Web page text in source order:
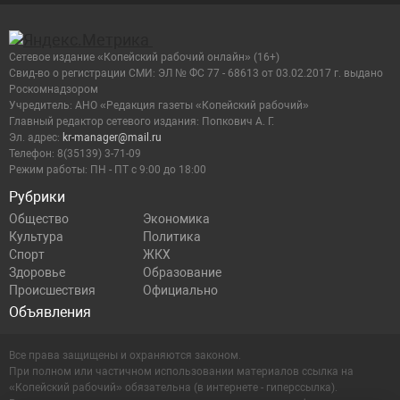
Рубрики
Общество
Экономика
Культура
Политика
Спорт
ЖКХ
Здоровье
Образование
Происшествия
Официально
Объявления
Сетевое издание «Копейский рабочий онлайн» (16+)
Cвид-во о регистрации СМИ: ЭЛ № ФС 77 - 68613 от 03.02.2017 г. выдано
Роскомнадзором
Учредитель: АНО «Редакция газеты «Копейский рабочий»
Главный редактор сетевого издания: Попкович А. Г.
Эл. адрес: kr-manager@mail.ru
Телефон: 8(35139) 3-71-09
Режим работы: ПН - ПТ с 9:00 до 18:00
Все права защищены и охраняются законом.
При полном или частичном использовании материалов ссылка на
«Копейский рабочий» обязательна (в интернете - гиперссылка).